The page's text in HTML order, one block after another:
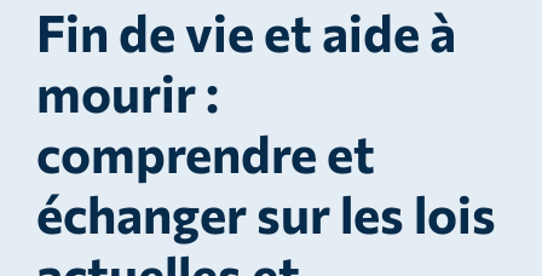
Fin de vie et aide à
mourir :
comprendre et
échanger sur les lois